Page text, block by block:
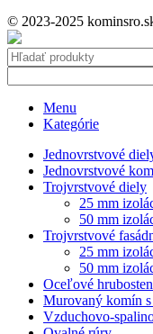
© 2023-2025
Menu
Kategórie
Jednovrstvové
Jednovrstvové
Trojvrstvové diely
25 mm
50 mm
Trojvrstvové
25 mm
50 mm
Oceľové
Murovaný komín
Vzduchovo-